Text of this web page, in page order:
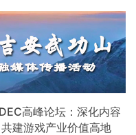
高峰论坛：深化内容
建游戏产业价值高地